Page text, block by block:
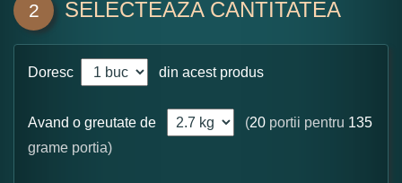
2 SELECTEAZA CANTITATEA
Doresc din acest produs
Avand o greutate de (20 portii pentru 135
grame portia)